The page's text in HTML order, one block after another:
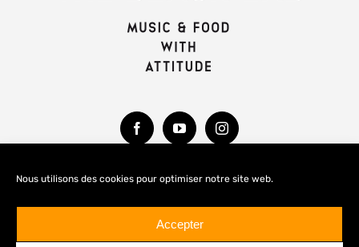
Nous utilisons des cookies pour optimiser notre site web.
Accepter
MENTIONS LÉGALES